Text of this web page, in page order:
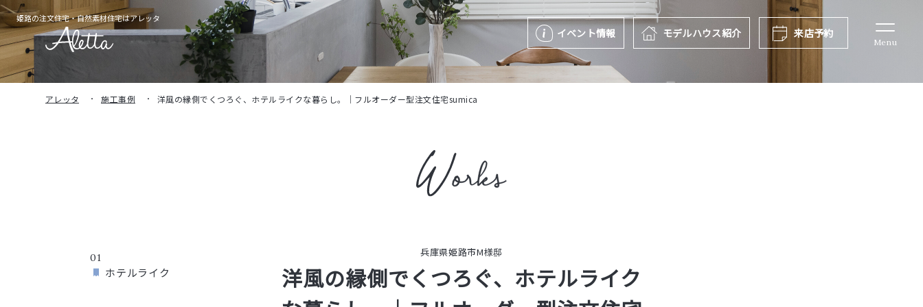
姫路の注文住宅・自然素材住宅はアレッタ
イベント情報 モデルハウス紹介 来店予約
Menu
アレッタ 施工事例 洋風の縁側でくつろぐ、ホテルライクな暮らし。｜フルオーダー型注文住宅sumica
01
ホテルライク
兵庫県姫路市M様邸
洋風の縁側でくつろぐ、ホテルライク